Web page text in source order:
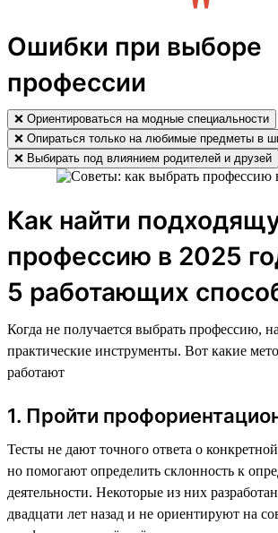
Ошибки при выборе
профессии
❌ Ориентироваться на модные специальности
❌ Опираться только на любимые предметы в
❌ Выбирать под влиянием родителей и друзей
Как найти
профессию в 2025
5 работающих
Когда не получается выбрать профессию,
практические инструменты. Вот какие
работают
1. Пройти
Тесты не дают точного ответа о
но помогают определить склонность к
деятельности. Некоторые из них
двадцати лет назад и не ориентируют на